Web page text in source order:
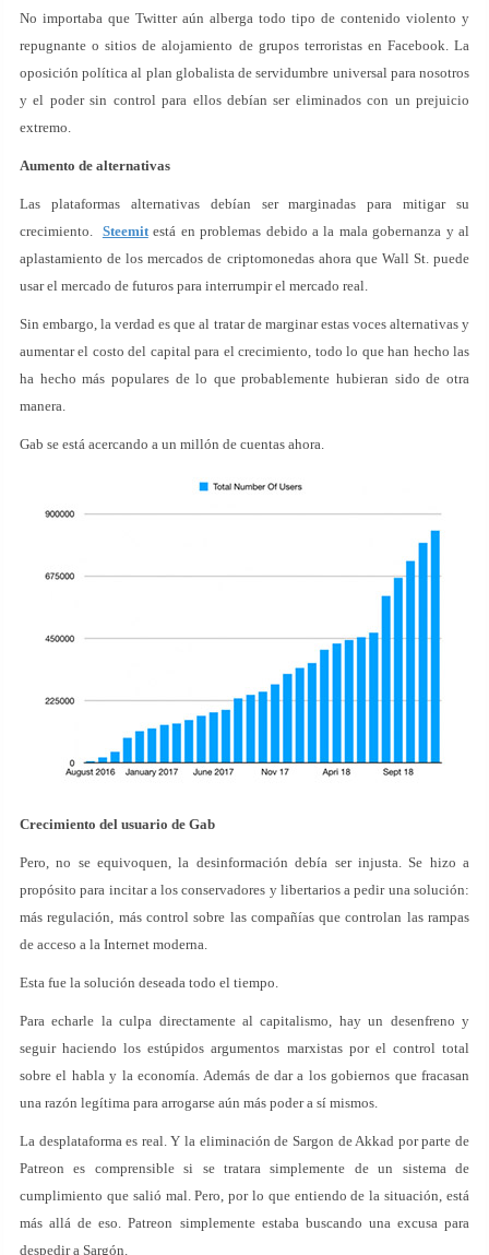
No importaba que Twitter aún alberga todo tipo de contenido violento y
repugnante o sitios de alojamiento de grupos terroristas en Facebook. La
oposición política al plan globalista de servidumbre universal para nosotros
y el poder sin control para ellos debían ser eliminados con un prejuicio
extremo.
Aumento de alternativas
Las plataformas alternativas debían ser marginadas para mitigar su
crecimiento. Steemitestá en problemas debido a la mala gobernanza y al
aplastamiento de los mercados de criptomonedas ahora que Wall St. puede
usar el mercado de futuros para interrumpir el mercado real.
Sin embargo, la verdad es que al tratar de marginar estas voces alternativas y
aumentar el costo del capital para el crecimiento, todo lo que han hecho las
ha hecho más populares de lo que probablemente hubieran sido de otra
manera.
Gab se está acercando a un millón de cuentas ahora.
Crecimiento del usuario de Gab
Pero, no se equivoquen, la desinformación debía ser injusta. Se hizo a
propósito para incitar a los conservadores y libertarios a pedir una solución:
más regulación, más control sobre las compañías que controlan las rampas
de acceso a la Internet moderna.
Esta fue la solución deseada todo el tiempo.
Para echarle la culpa directamente al capitalismo, hay un desenfreno y
seguir haciendo los estúpidos argumentos marxistas por el control total
sobre el habla y la economía. Además de dar a los gobiernos que fracasan
una razón legítima para arrogarse aún más poder a sí mismos.
La desplataforma es real. Y la eliminación de Sargon de Akkad por parte de
Patreon es comprensible si se tratara simplemente de un sistema de
cumplimiento que salió mal. Pero, por lo que entiendo de la situación, está
más allá de eso. Patreon simplemente estaba buscando una excusa para
despedir a Sargón.